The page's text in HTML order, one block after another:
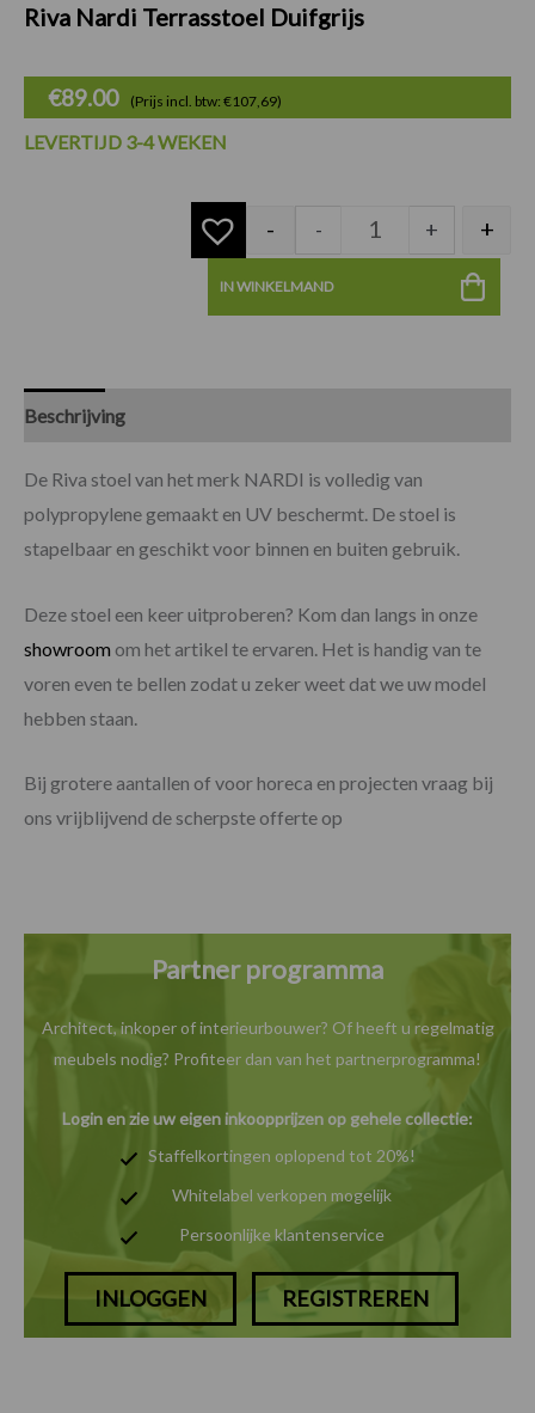
Riva Nardi Terrasstoel Duifgrijs
€89.00 (Prijs incl. btw: €107,69)
LEVERTIJD 3-4 WEKEN
- - + +
IN WINKELMAND
Beschrijving
De Riva stoel van het merk NARDI is volledig van
polypropylene gemaakt en UV beschermt. De stoel is
stapelbaar en geschikt voor binnen en buiten gebruik.
Deze stoel een keer uitproberen? Kom dan langs in onze
showroom om het artikel te ervaren. Het is handig van te
voren even te bellen zodat u zeker weet dat we uw model
hebben staan.
Bij grotere aantallen of voor horeca en projecten vraag bij
ons vrijblijvend de scherpste offerte op
Partner programma
Architect, inkoper of interieurbouwer? Of heeft u regelmatig
meubels nodig? Profiteer dan van het partnerprogramma!
Login en zie uw eigen inkoopprijzen op gehele collectie:
Staffelkortingen oplopend tot 20%!
Whitelabel verkopen mogelijk
Persoonlijke klantenservice
INLOGGEN REGISTREREN